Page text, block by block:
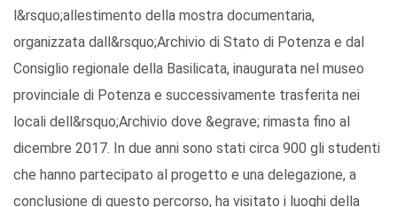
l&rsquo;allestimento della mostra documentaria,
organizzata dall&rsquo;Archivio di Stato di Potenza e dal
Consiglio regionale della Basilicata, inaugurata nel museo
provinciale di Potenza e successivamente trasferita nei
locali dell&rsquo;Archivio dove &egrave; rimasta fino al
dicembre 2017. In due anni sono stati circa 900 gli studenti
che hanno partecipato al progetto e una delegazione, a
conclusione di questo percorso, ha visitato i luoghi della